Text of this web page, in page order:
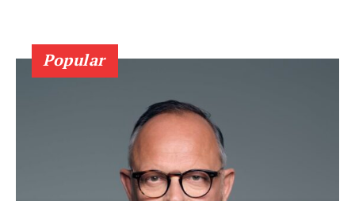
Popular